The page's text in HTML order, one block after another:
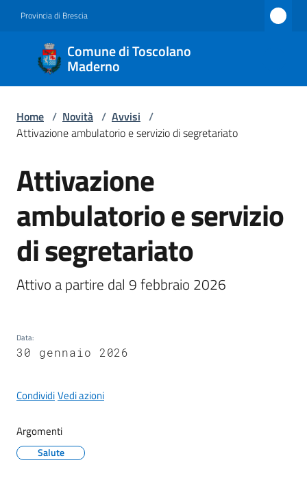
Provincia di Brescia
Comune di Toscolano
Maderno
Comune
di
Toscolano
Maderno
Amministrazione
Menu selezionato
Servizi
Vivere
P
r
t
a
Home / Novità / Avvisi /
Attivazione ambulatorio e servizio di segretariato
Salta al contenuto
Attivazione
ambulatorio e servizio
di segretariato
Attivo a partire dal 9 febbraio 2026
Data:
30 gennaio 2026
CondividiVedi azioni
Argomenti
Salute